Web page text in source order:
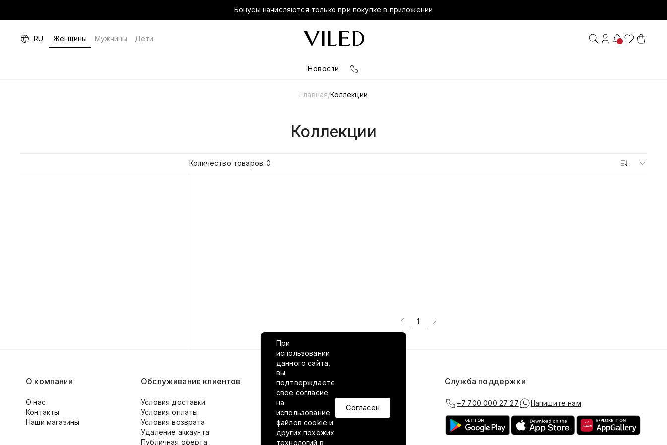
Бонусы начисляются только при покупке в приложении
RU Женщины Мужчины Дети
Новости
Главная/Коллекции
Коллекции
Количество товаров: 0
1
При
использовании
данного сайта,
вы
подтверждаете
свое согласие
на
использование
файлов cookie и
других похожих
технологий в
Согласен
О компании
О нас
Контакты
Наши магазины
Обслуживание клиентов
Условия доставки
Условия оплаты
Условия возврата
Удаление аккаунта
Публичная оферта
VILED в соцсетях Служба поддержки
+7 700 000 27 27 Напишите нам